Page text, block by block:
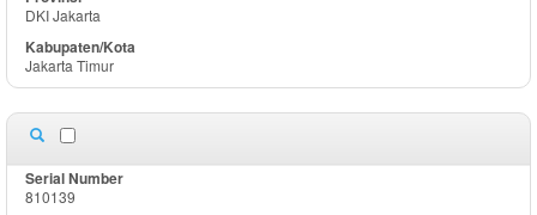
DKI Jakarta
Jakarta Timur
810139